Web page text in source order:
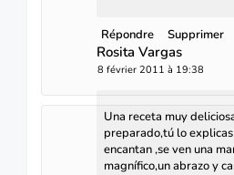
Répondre Supprimer
Rosita Vargas
8 février 2011 à 19:38
Una receta muy
preparado,tú lo
encantan ,se ven una
magnífico,un abrazo y